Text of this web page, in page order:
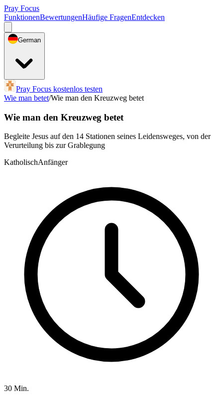
Pray Focus
FunktionenBewertungenHäufige FragenEntdecken
German
Pray Focus kostenlos testen
Wie man betet/Wie man den Kreuzweg betet
Wie man den Kreuzweg betet
Begleite Jesus auf den 14 Stationen seines Leidensweges, von der
Verurteilung bis zur Grablegung
KatholischAnfänger
30 Min.